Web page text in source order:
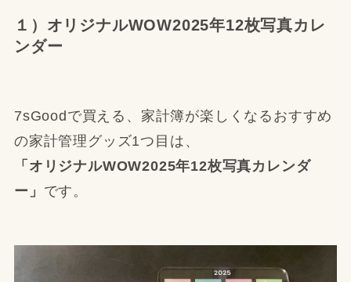
１）オリジナルWOW2025年12枚写真カレ
ンダー
7sGoodで買える、家計簿が楽しくなるおすすめ
の家計管理グッズ1つ目は、
「オリジナルWOW2025年12枚写真カレンダ
ー」 です。